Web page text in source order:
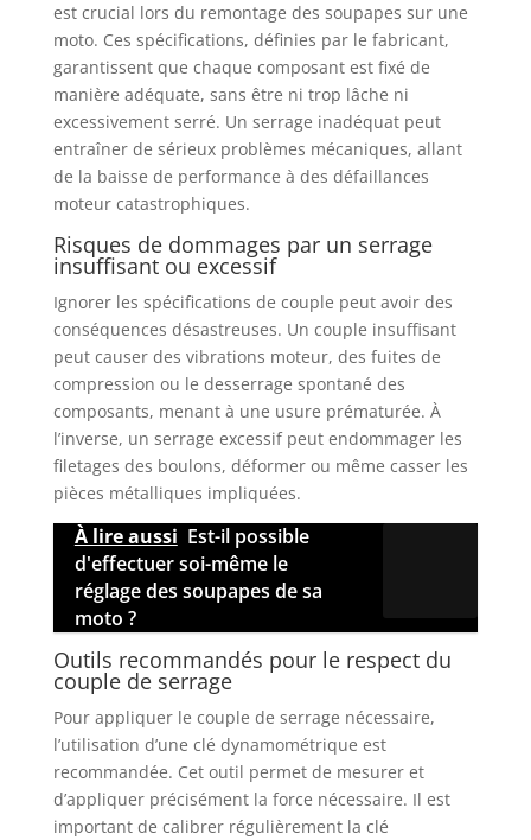
est crucial lors du remontage des soupapes sur une
moto. Ces spécifications, définies par le fabricant,
garantissent que chaque composant est fixé de
manière adéquate, sans être ni trop lâche ni
excessivement serré. Un serrage inadéquat peut
entraîner de sérieux problèmes mécaniques, allant
de la baisse de performance à des défaillances
moteur catastrophiques.
Risques de dommages par un serrage
insuffisant ou excessif
Ignorer les spécifications de couple peut avoir des
conséquences désastreuses. Un couple insuffisant
peut causer des vibrations moteur, des fuites de
compression ou le desserrage spontané des
composants, menant à une usure prématurée. À
l’inverse, un serrage excessif peut endommager les
filetages des boulons, déformer ou même casser les
pièces métalliques impliquées.
À lire aussi Est-il possible
d'effectuer soi-même le
réglage des soupapes de sa
moto ?
Outils recommandés pour le respect du
couple de serrage
Pour appliquer le couple de serrage nécessaire,
l’utilisation d’une clé dynamométrique est
recommandée. Cet outil permet de mesurer et
d’appliquer précisément la force nécessaire. Il est
important de calibrer régulièrement la clé